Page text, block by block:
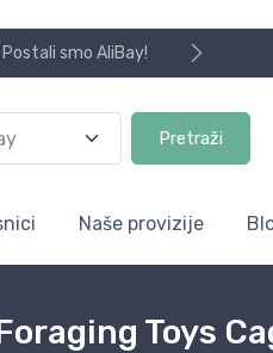
Postali smo AliBay!
Pretraži
Naše provizije
Toys